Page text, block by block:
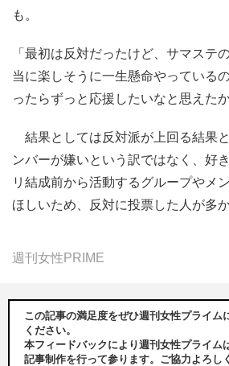
も。
「最初は反対だったけど、サマステ
当に楽しそうに一生懸命やっている
ったらずっと応援したいなと思えたか
結果としては反対派が上回る結果
ンバーが嫌いという訳ではなく、好
リ結成前から活動するグループやメ
ほしいため、反対に投票した人が多か
週刊女性PRIME
この記事の満足度をぜひ週刊女性プライム
ください。
本フィードバックにより週刊女性プライム
記事制作を行って参ります。ご協力よろし